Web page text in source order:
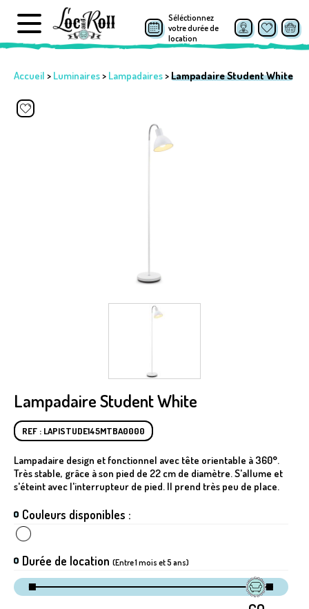
Séléctionnez
votre durée de
location
Accueil > Luminaires> Lampadaires>Lampadaire Student White
Lampadaire Student White
REF : LAPISTUDE145MTBA0000
Lampadaire design et fonctionnel avec tête orientable à 360°.
Très stable, grâce à son pied de 22 cm de diamètre. S'allume et
s'éteint avec l'interrupteur de pied. Il prend très peu de place.
Couleurs disponibles :
Durée de location (Entre 1 mois et 5 ans)